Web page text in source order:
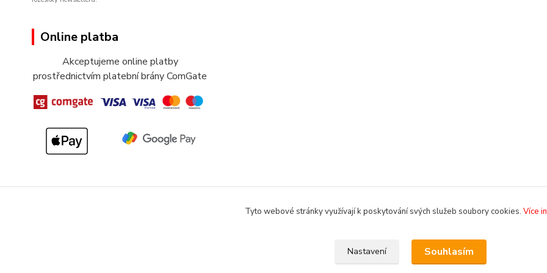
Online platba
Akceptujeme online platby
prostřednictvím platební brány ComGate
Tyto webové stránky využívají k poskytování svých služeb soubory cookies. Více
Nastavení Souhlasím